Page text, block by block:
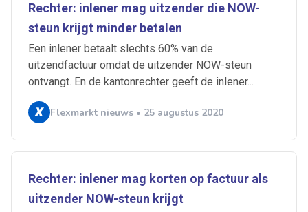
Rechter: inlener mag uitzender die NOW-
steun krijgt minder betalen
Een inlener betaalt slechts 60% van de
uitzendfactuur omdat de uitzender NOW-steun
ontvangt. En de kantonrechter geeft de inlener...
Flexmarkt nieuws • 25 augustus 2020
Rechter: inlener mag korten op factuur als
uitzender NOW-steun krijgt